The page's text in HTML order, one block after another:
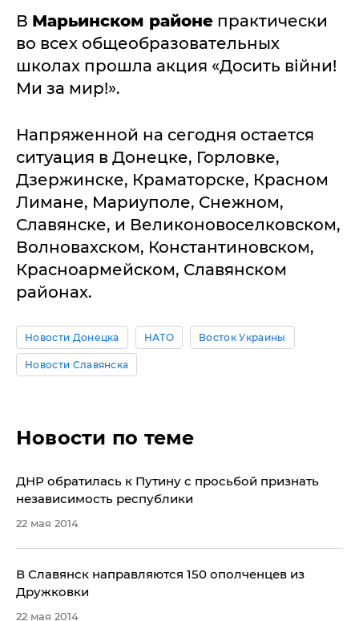
В Марьинском районе практически
во всех общеобразовательных
школах прошла акция «Досить війни!
Ми за мир!».
Напряженной на сегодня остается
ситуация в Донецке, Горловке,
Дзержинске, Краматорске, Красном
Лимане, Мариуполе, Снежном,
Славянске, и Великоновоселковском,
Волновахском, Константиновском,
Красноармейском, Славянском
районах.
Новости Донецка НАТО Восток Украины
Новости Славянска
Новости по теме
ДНР обратилась к Путину с просьбой признать
независимость республики
22 мая 2014
​В Славянск направляются 150 ополченцев из
Дружковки
22 мая 2014